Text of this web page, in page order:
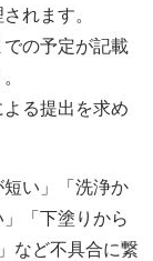
れます。
の予定が記載
る提出を求め
い」「洗浄か
「下塗りから
など不具合に繋